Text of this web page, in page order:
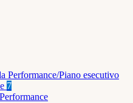
Performance/Piano esecutivo
7